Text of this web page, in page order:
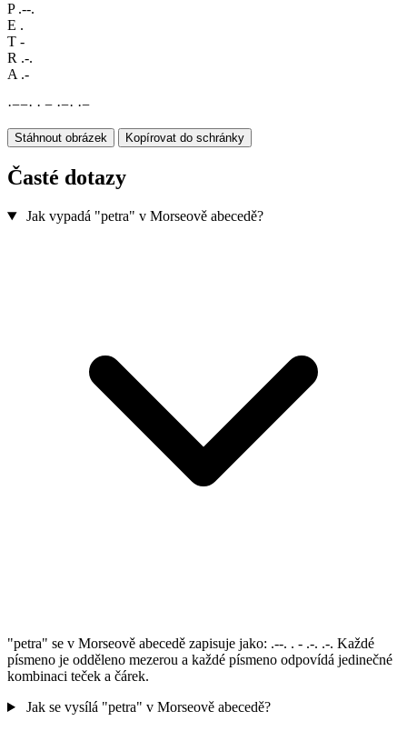
P .--.
E .
T -
R .-.
A .-
·−−· · − ·−· ·−
Stáhnout obrázek Kopírovat do schránky
Časté dotazy
Jak vypadá "petra" v Morseově abecedě?
"petra" se v Morseově abecedě zapisuje jako: .--. . - .-. .-. Každé
písmeno je odděleno mezerou a každé písmeno odpovídá jedinečné
kombinaci teček a čárek.
Jak se vysílá "petra" v Morseově abecedě?